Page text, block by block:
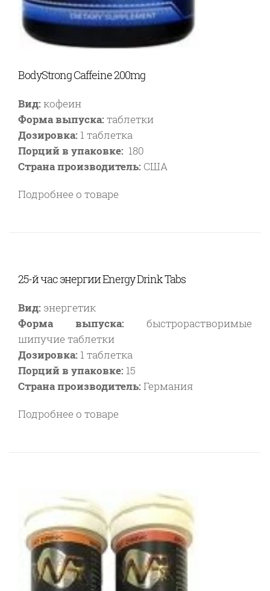
BodyStrong Caffeine 200mg
Вид: кофеин
Форма выпуска:таблетки
Дозировка: 1 таблетка
Порций в упаковке: 180
Страна производитель: США
Подробнее о товаре
25-й час энергии Energy Drink Tabs
Вид: энергетик
Форма выпуска: быстрорастворимые
шипучие таблетки
Дозировка: 1 таблетка
Порций в упаковке: 15
Страна производитель:Германия
Подробнее о товаре